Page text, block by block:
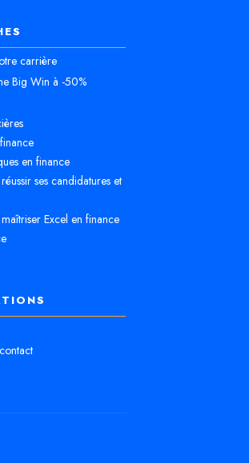
carrière
Big Win à -50%
en finance
ses candidatures et
Excel en finance